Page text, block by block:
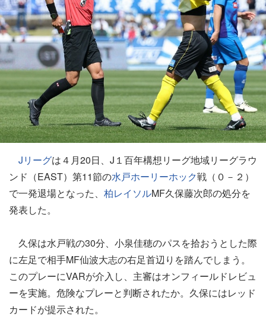
Jリーグは４月20日、J１百年構想リーグ地域リーグラウ
ンド（EAST）第11節の水戸ホーリーホック戦（０－２）
で一発退場となった、 柏レイソルMF久保藤次郎の処分を
発表した。
久保は水戸戦の30分、小泉佳穂のパスを拾おうとした際
に左足で相手MF仙波大志の右足首辺りを踏んでしまう。
このプレーにVARが介入し、主審はオンフィールドレビュ
ーを実施。危険なプレーと判断されたか。久保にはレッド
カードが提示された。